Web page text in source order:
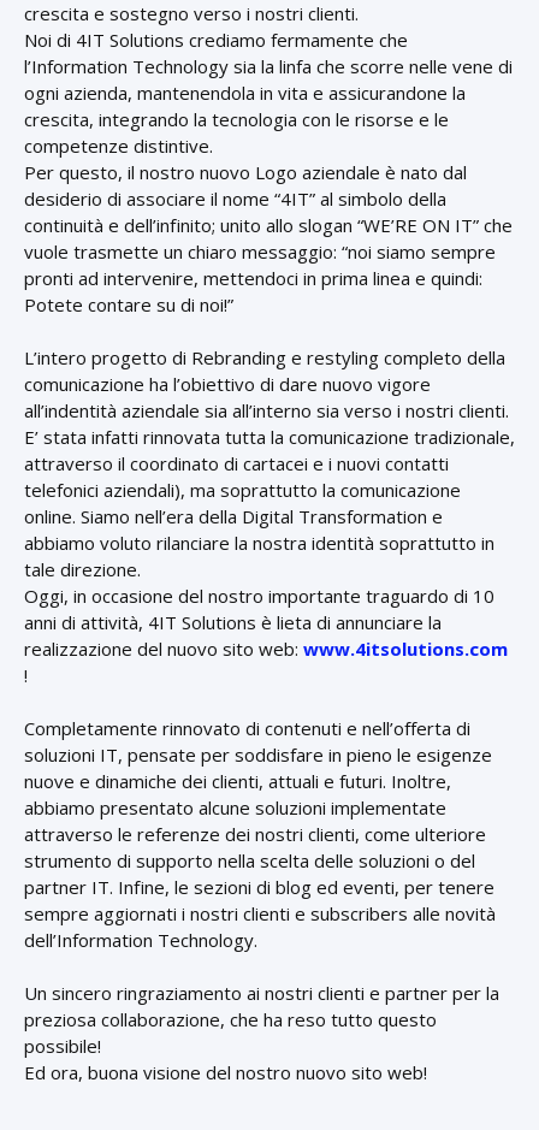
crescita e sostegno verso i nostri clienti.
Noi di 4IT Solutions crediamo fermamente che
l’Information Technology sia la linfa che scorre nelle vene di
ogni azienda, mantenendola in vita e assicurandone la
crescita, integrando la tecnologia con le risorse e le
competenze distintive.
Per questo, il nostro nuovo Logo aziendale è nato dal
desiderio di associare il nome “4IT” al simbolo della
continuità e dell’infinito; unito allo slogan “WE’RE ON IT” che
vuole trasmette un chiaro messaggio: “noi siamo sempre
pronti ad intervenire, mettendoci in prima linea e quindi:
Potete contare su di noi!”
L’intero progetto di Rebranding e restyling completo della
comunicazione ha l’obiettivo di dare nuovo vigore
all’indentità aziendale sia all’interno sia verso i nostri clienti.
E’ stata infatti rinnovata tutta la comunicazione tradizionale,
attraverso il coordinato di cartacei e i nuovi contatti
telefonici aziendali), ma soprattutto la comunicazione
online. Siamo nell’era della Digital Transformation e
abbiamo voluto rilanciare la nostra identità soprattutto in
tale direzione.
Oggi, in occasione del nostro importante traguardo di 10
anni di attività, 4IT Solutions è lieta di annunciare la
realizzazione del nuovo sito web: www.4itsolutions.com
!
Completamente rinnovato di contenuti e nell’offerta di
soluzioni IT, pensate per soddisfare in pieno le esigenze
nuove e dinamiche dei clienti, attuali e futuri. Inoltre,
abbiamo presentato alcune soluzioni implementate
attraverso le referenze dei nostri clienti, come ulteriore
strumento di supporto nella scelta delle soluzioni o del
partner IT. Infine, le sezioni di blog ed eventi, per tenere
sempre aggiornati i nostri clienti e subscribers alle novità
dell’Information Technology.
Un sincero ringraziamento ai nostri clienti e partner per la
preziosa collaborazione, che ha reso tutto questo
possibile!
Ed ora, buona visione del nostro nuovo sito web!